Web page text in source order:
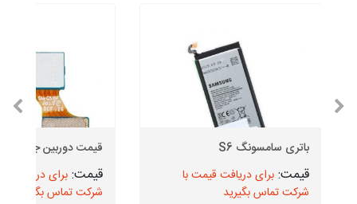
باتری سامسونگ S6
برای دریافت قیمت با
شرکت تماس بگیرید
قیمت دوربین جلو J5
برای دریافت
شرکت تماس بگیرید